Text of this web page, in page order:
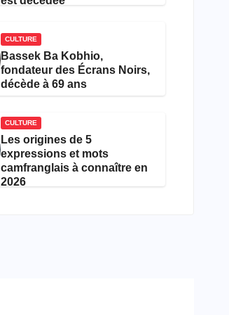
CULTURE
Bassek Ba Kobhio,
fondateur des Écrans Noirs,
décède à 69 ans
CULTURE
Les origines de 5
expressions et mots
camfranglais à connaître en
2026